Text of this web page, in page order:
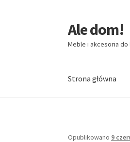
Przejdź
do
nawigacji
Przejdź
do
treści
Ale dom!
Meble i akcesoria
Strona główna
Opublikowano 9